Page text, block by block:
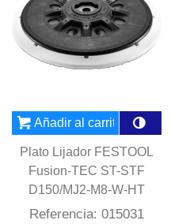
Añadir al carrito
Plato Lijador FESTOOL
Fusion-TEC ST-STF
D150/MJ2-M8-W-HT
Referencia: 015031